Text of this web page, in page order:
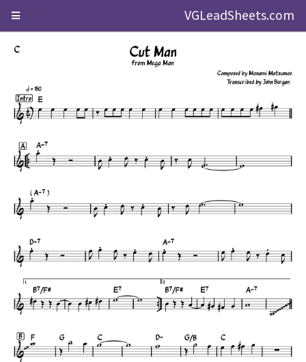
VGLeadSheets.com